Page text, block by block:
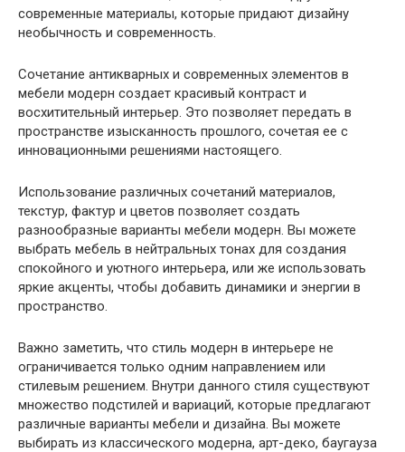
современные материалы, которые придают дизайну
необычность и современность.
Сочетание антикварных и современных элементов в
мебели модерн создает красивый контраст и
восхитительный интерьер. Это позволяет передать в
пространстве изысканность прошлого, сочетая ее с
инновационными решениями настоящего.
Использование различных сочетаний материалов,
текстур, фактур и цветов позволяет создать
разнообразные варианты мебели модерн. Вы можете
выбрать мебель в нейтральных тонах для создания
спокойного и уютного интерьера, или же использовать
яркие акценты, чтобы добавить динамики и энергии в
пространство.
Важно заметить, что стиль модерн в интерьере не
ограничивается только одним направлением или
стилевым решением. Внутри данного стиля существуют
множество подстилей и вариаций, которые предлагают
различные варианты мебели и дизайна. Вы можете
выбирать из классического модерна, арт-деко, баугауза